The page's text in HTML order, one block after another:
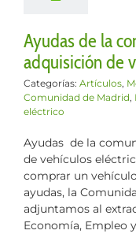
Ayudas de la
adquisición de
Categorías: Artículos,
Comunidad de Madrid,
eléctrico
Ayudas de la
de vehículos
comprar un
ayudas, la
adjuntamos al
Economía, Empleo